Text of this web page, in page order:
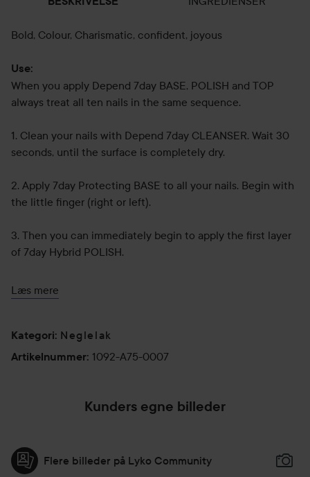
Bold, Colour, Charismatic, confident, joyous
Use:
When you apply Depend 7day BASE, POLISH and TOP
always treat all ten nails in the same sequence.
1. Clean your nails with Depend 7day CLEANSER. Wait 30
seconds, until the surface is completely dry.
2. Apply 7day Protecting BASE to all your nails. Begin with
the little finger (right or left).
3. Then you can immediately begin to apply the first layer
of 7day Hybrid POLISH.
Just to be sure, wait 30 seconds before you apply the
second layer of Hybrid POLISH. After that, wait an extra 30
4. Finish by applying Hybrid TOP in two layers. Wait 3
to touch the surface of the polish.
how practised you are at applying polish.
Læs mere
Kategori: Neglelak
Artikelnummer: 1092-A75-0007
Kunders egne billeder
Flere billeder på Lyko Community